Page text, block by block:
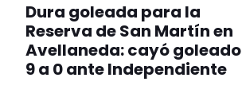
Dura goleada para la
Reserva de San Martín en
Avellaneda: cayó goleado
9 a 0 ante Independiente